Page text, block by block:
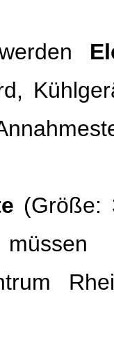
(Größe: